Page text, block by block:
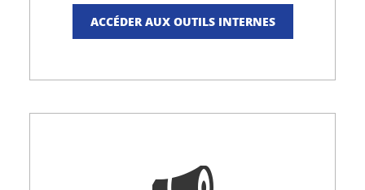
ACCÉDER AUX OUTILS INTERNES